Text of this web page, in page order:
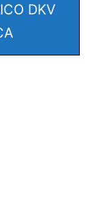
DKV